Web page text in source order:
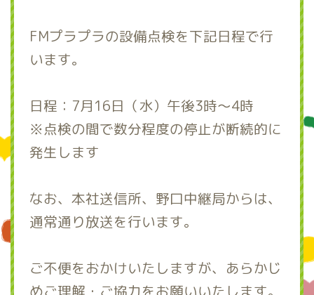
FMプラプラの設備点検を下記日程で行
います。
日程：7月16日（水）午後3時～4時
※点検の間で数分程度の停止が断続的に
発生します
なお、本社送信所、野口中継局からは、
通常通り放送を行います。
ご不便をおかけいたしますが、あらかじ
めご理解・ご協力をお願いいたします。